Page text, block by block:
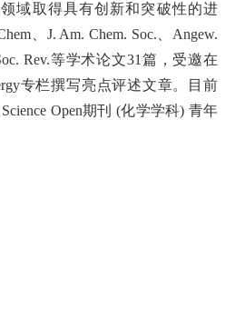
域取得具有创新和突破性的进
、J. Am. Chem. Soc.、Angew.
Rev.等学术论文31篇，受邀在
专栏撰写亮点评述文章。目前
Open期刊 (化学学科) 青年